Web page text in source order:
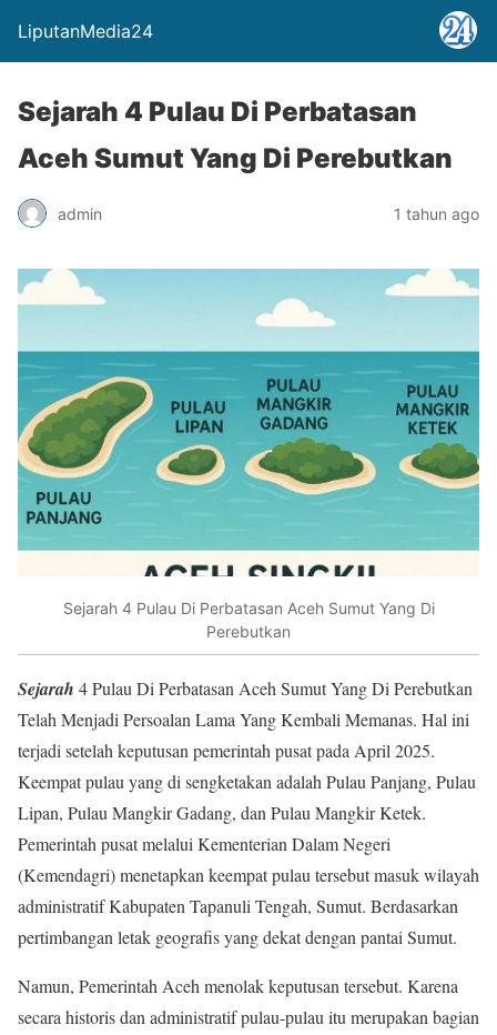
LiputanMedia24
Sejarah 4 Pulau Di Perbatasan
Aceh Sumut Yang Di Perebutkan
admin 1 tahun ago
Sejarah 4 Pulau Di Perbatasan Aceh Sumut Yang Di
Perebutkan
Sejarah 4 Pulau Di Perbatasan Aceh Sumut Yang Di Perebutkan
Telah Menjadi Persoalan Lama Yang Kembali Memanas. Hal ini
terjadi setelah keputusan pemerintah pusat pada April 2025.
Keempat pulau yang di sengketakan adalah Pulau Panjang, Pulau
Lipan, Pulau Mangkir Gadang, dan Pulau Mangkir Ketek.
Pemerintah pusat melalui Kementerian Dalam Negeri
(Kemendagri) menetapkan keempat pulau tersebut masuk wilayah
administratif Kabupaten Tapanuli Tengah, Sumut. Berdasarkan
pertimbangan letak geografis yang dekat dengan pantai Sumut.
Namun, Pemerintah Aceh menolak keputusan tersebut. Karena
secara historis dan administratif pulau-pulau itu merupakan bagian